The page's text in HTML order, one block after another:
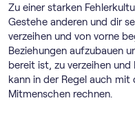
Zu einer starken
Gestehe anderen und dir
verzeihen und von vorne
Beziehungen aufzubauen
bereit ist, zu verzeihen
kann in der Regel auch
Mitmenschen rechnen.